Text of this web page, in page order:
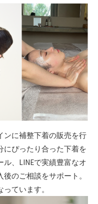
ンに補整下着の販売を行
にぴったり合った下着を
、LINEで実績豊富なオ
のご相談をサポート。
ています。